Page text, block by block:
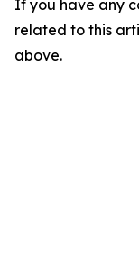
If you have any
related to this
above.